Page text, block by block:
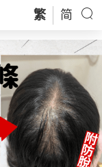
繁 简